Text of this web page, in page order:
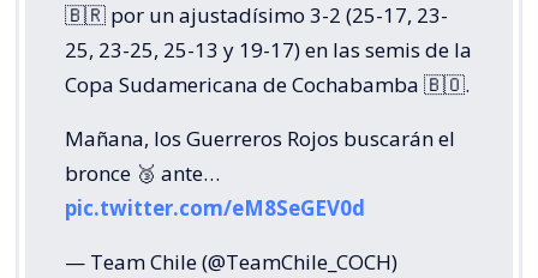
🇧🇷 por un ajustadísimo 3-2 (25-17, 23-
25, 23-25, 25-13 y 19-17) en las semis de la
Copa Sudamericana de Cochabamba 🇧🇴.
Mañana, los Guerreros Rojos buscarán el
bronce 🥉 ante…
pic.twitter.com/eM8SeGEV0d
— Team Chile (@TeamChile_COCH)